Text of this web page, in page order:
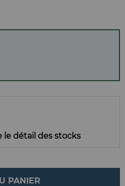
détail des stocks
PANIER